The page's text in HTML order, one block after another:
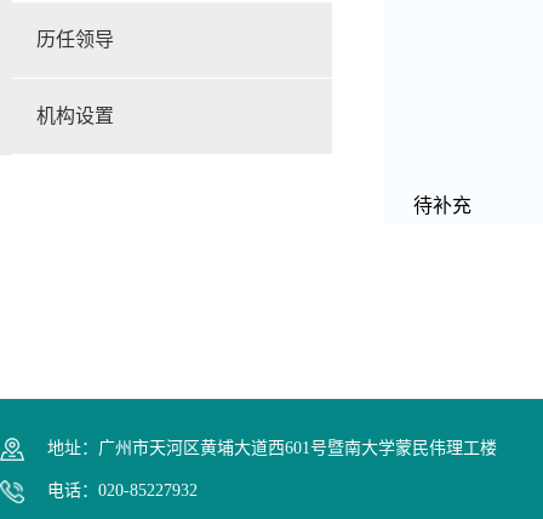
历任领导
机构设置
待补充
地址：广州市天河区黄埔大道西601号暨南大学蒙民伟理工楼
电话：020-85227932